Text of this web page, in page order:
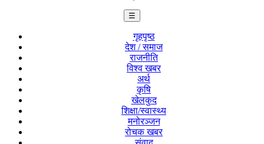
☰
गृहपृष्ठ
देश / समाज
राजनीति
विश्व खबर
अर्थ
कृषि
खेलकुद
शिक्षा/स्वास्थ्य
मनोरञ्जन
रोचक खबर